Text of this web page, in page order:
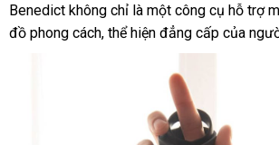
chọn
sỉ
Hiệu
Benedict không chỉ là một công cụ hỗ trợ
đồ phong cáchNhật
, thể hiện đẳng cấp rẻ
của